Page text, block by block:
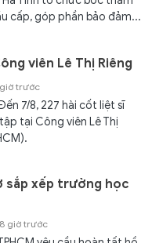
cấp, góp phần bảo đảm...
viên Lê Thị Riêng
trước
7/8, 227 hài cốt liệt sĩ
tại Công viên Lê Thị
sắp xếp trường học
8 giờ trước